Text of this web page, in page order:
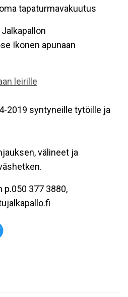
tapaturmavakuutus
Ikonen apunaan
leirille
2019 syntyneille tytöille ja
välineet ja
p.050 377 3880,